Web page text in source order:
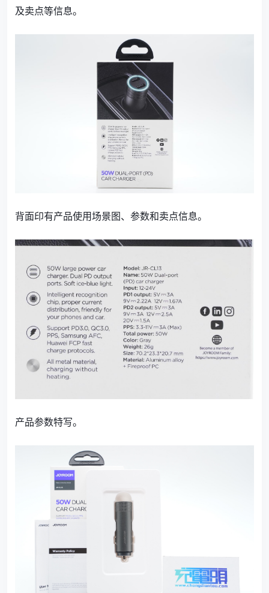
及卖点等信息。
背面印有产品使用场景图、参数和卖点信息。
产品参数特写。